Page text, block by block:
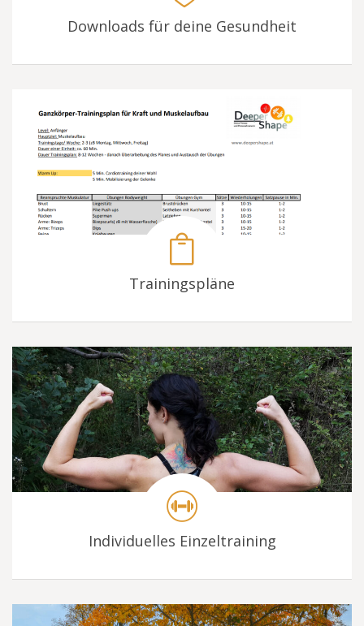
Downloads für deine Gesundheit
Trainingspläne
Individuelles Einzeltraining